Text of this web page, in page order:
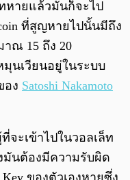
หายแล้วมันก็จะไป
ที่สูญหายไปนั้นมีถึง
าณ 15 ถึง 20
มุนเวียนอยู่ในระบบ
อง Satoshi Nakamoto
จะเข้าไปในวอลเล็ท
มันต้องมีความรับผิด